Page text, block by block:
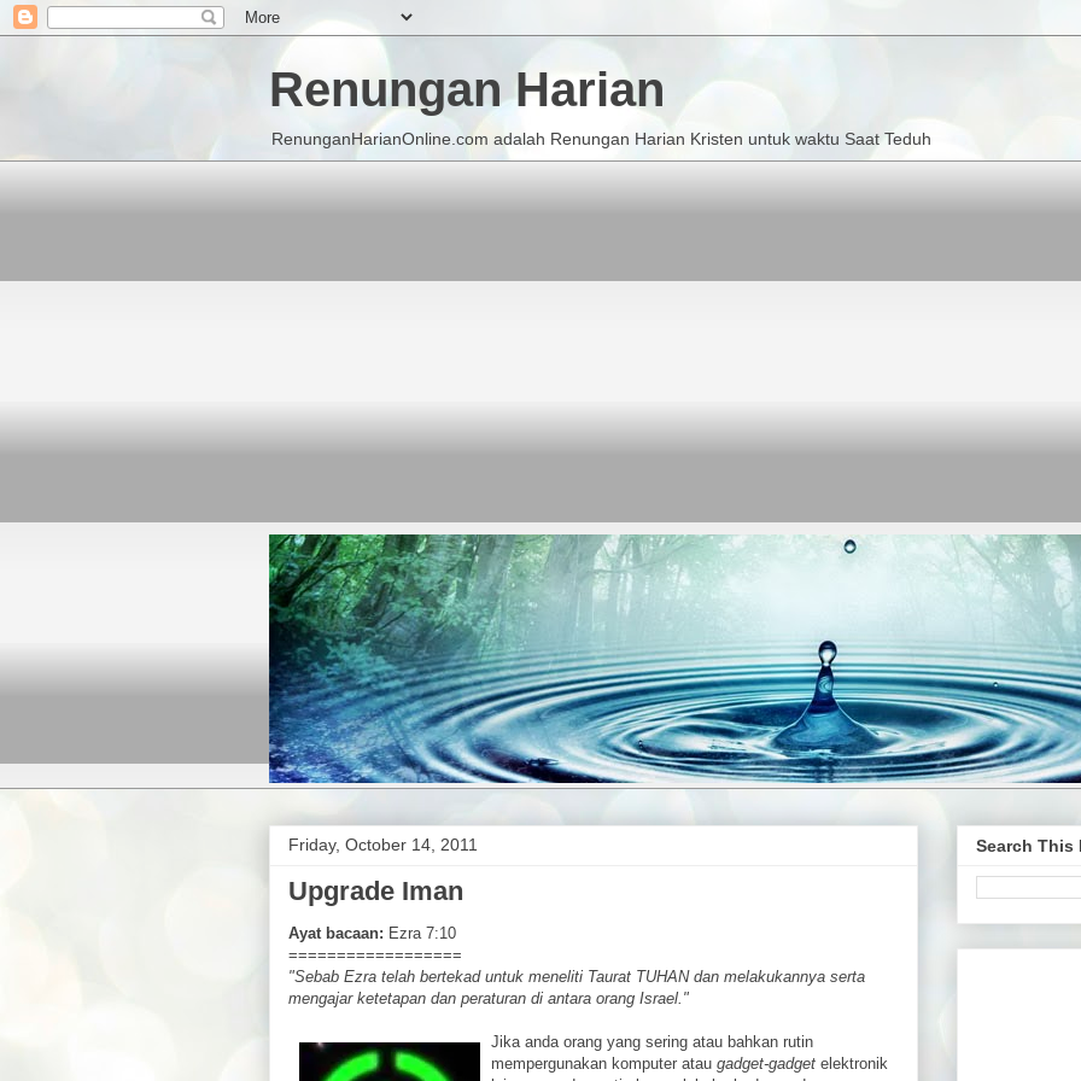
Renungan Harian
RenunganHarianOnline.com adalah Renungan Harian Kristen untuk waktu Saat Teduh
Friday, October 14, 2011
Upgrade Iman
Ayat bacaan: Ezra 7:10
==================
"Sebab Ezra telah bertekad untuk meneliti Taurat TUHAN dan melakukannya serta
mengajar ketetapan dan peraturan di antara orang Israel."
Jika anda orang yang sering atau bahkan rutin
mempergunakan komputer atau gadget-gadget elektronik
Search This